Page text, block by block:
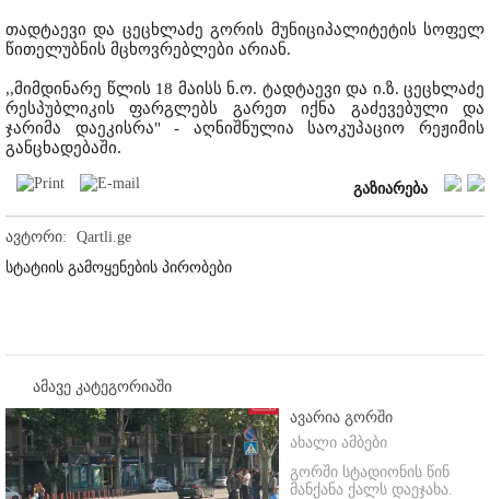
თადტაევი და ცეცხლაძე გორის მუნიციპალიტეტის სოფელ
წითელუბნის მცხოვრებლები არიან.
,,მიმდინარე წლის 18 მაისს ნ.ო. ტადტაევი და ი.ზ. ცეცხლაძე
რესპუბლიკის ფარგლებს გარეთ იქნა გაძევებული და
ჯარიმა დაეკისრა" - აღნიშნულია საოკუპაციო რეჟიმის
განცხადებაში.
გაზიარება
ავტორი:
Qartli.ge
სტატიის გამოყენების პირობები
ამავე კატეგორიაში
ავარია გორში
ახალი ამბები
გორში სტადიონის წინ
მანქანა ქალს დაეჯახა.